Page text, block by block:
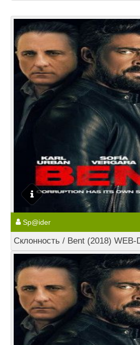
Sp@ider
Склонность / Bent (2018) WEB-